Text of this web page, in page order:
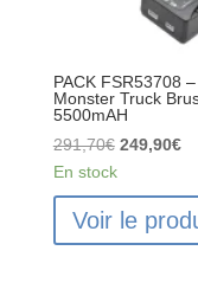
PACK FSR53708
Monster Truck
5500mAH
291,70€ Le
initial
était :
291,70€.
249,90€Le
En stock
Voir le